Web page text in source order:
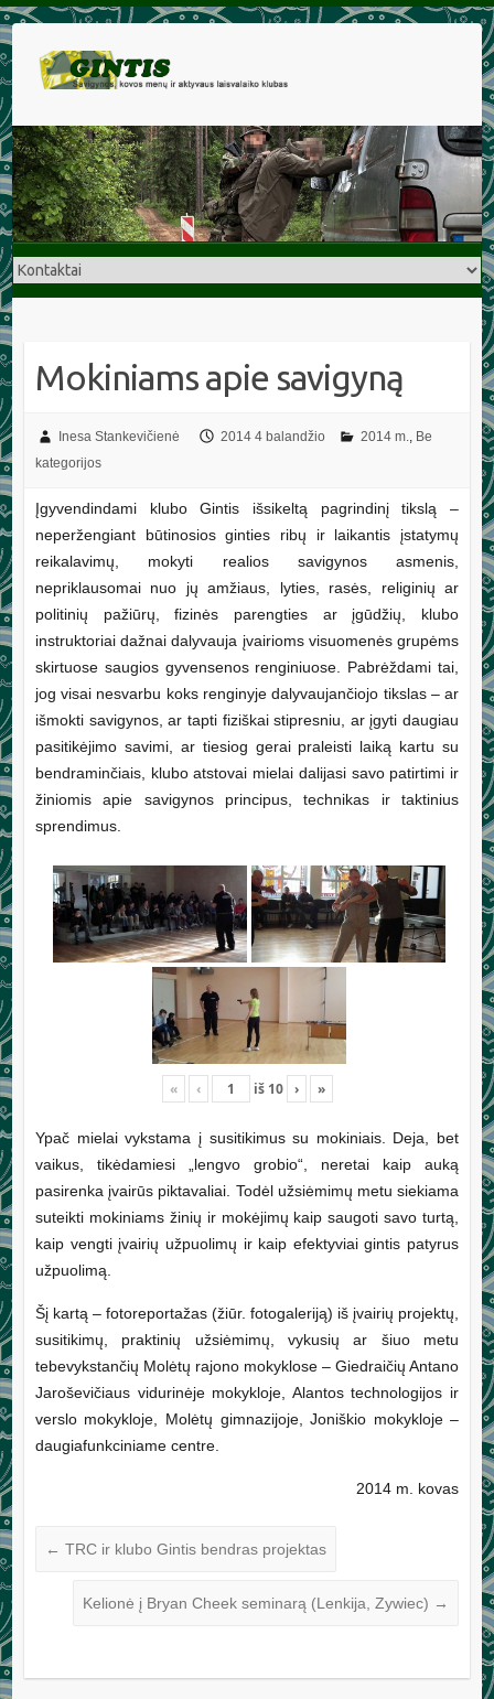
Mokiniams apie savigyną
Inesa Stankevičienė 2014 4 balandžio 2014 m.
Be
kategorijos
Įgyvendindami klubo Gintis išsikeltą pagrindinį tikslą –
neperžengiant būtinosios ginties ribų ir laikantis įstatymų
reikalavimų, mokyti realios savigynos asmenis,
nepriklausomai nuo jų amžiaus, lyties, rasės, religinių ar
politinių pažiūrų, fizinės parengties ar įgūdžių, klubo
instruktoriai dažnai dalyvauja įvairioms visuomenės grupėms
skirtuose saugios gyvensenos renginiuose. Pabrėždami tai,
jog visai nesvarbu koks renginyje dalyvaujančiojo tikslas – ar
išmokti savigynos, ar tapti fiziškai stipresniu, ar įgyti daugiau
pasitikėjimo savimi, ar tiesiog gerai praleisti laiką kartu su
bendraminčiais, klubo atstovai mielai dalijasi savo patirtimi ir
žiniomis apie savigynos principus, technikas ir taktinius
sprendimus.
« ‹ iš 10 › »
Ypač mielai vykstama į susitikimus su mokiniais. Deja, bet
vaikus, tikėdamiesi „lengvo grobio“, neretai kaip auką
pasirenka įvairūs piktavaliai. Todėl užsiėmimų metu siekiama
suteikti mokiniams žinių ir mokėjimų kaip saugoti savo turtą,
kaip vengti įvairių užpuolimų ir kaip efektyviai gintis patyrus
užpuolimą.
Šį kartą – fotoreportažas (žiūr. fotogaleriją) iš įvairių projektų,
susitikimų, praktinių užsiėmimų, vykusių ar šiuo metu
tebevykstančių Molėtų rajono mokyklose – Giedraičių Antano
Jaroševičiaus vidurinėje mokykloje, Alantos technologijos ir
verslo mokykloje, Molėtų gimnazijoje, Joniškio mokykloje –
daugiafunkciniame centre.
2014 m. kovas
← TRC ir klubo Gintis bendras projektas
Kelionė į Bryan Cheek seminarą (Lenkija, Zywiec) →